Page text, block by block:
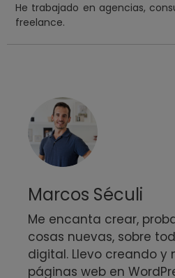
He trabajado en agencias,
freelance.
Marcos Séculi
Me encanta crear,
cosas nuevas, sobre
digital. Llevo creando y
páginas web en